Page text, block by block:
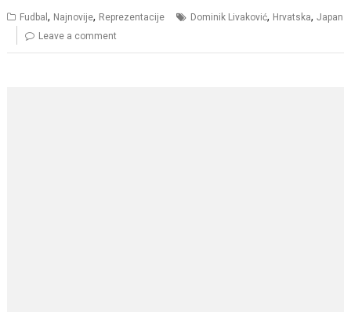
Fudbal, Najnovije, Reprezentacije Dominik Livaković, Hrvatska,Japan
Leave a comment